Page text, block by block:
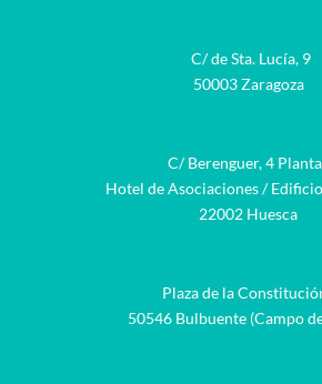
C/ de Sta. Lucía, 9
50003 Zaragoza
C/ Berenguer, 4
Hotel de Asociaciones /
22002 Huesca
Plaza de la
50546 Bulbuente (Campo